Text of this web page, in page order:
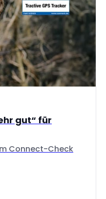
gut“ für
Connect-Check